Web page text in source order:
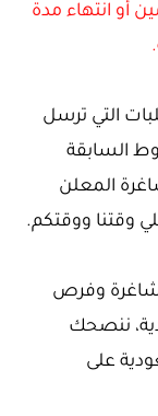
أو انتهاء مدة
التي ترسل
السابقة
المعلن
وقتنا ووقتكم.
وفرص
ننصحك
على